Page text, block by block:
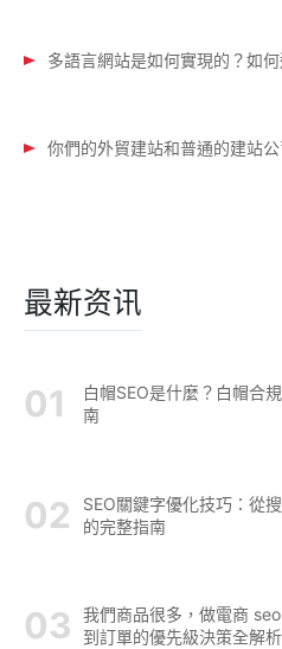
多語言網站是如何實現的？如
你們的外貿建站和普通的建站
最新资讯
白帽SEO是什麼？白帽合
南
SEO關鍵字優化技巧：從
的完整指南
我們商品很多，做電商
到訂單的優先級決策全解析